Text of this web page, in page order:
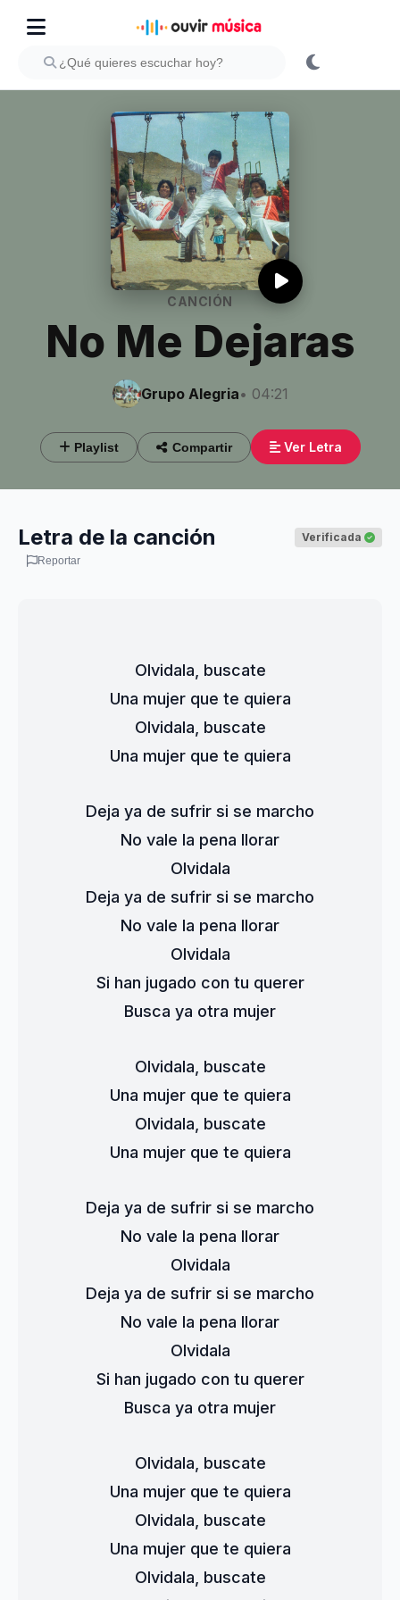
CANCIÓN
No Me Dejaras
Grupo Alegria• 04:21
Playlist Compartir Ver Letra
Letra de la canción Verificada
Reportar
Olvidala, buscate
Una mujer que te quiera
Olvidala, buscate
Una mujer que te quiera
Deja ya de sufrir si se marcho
No vale la pena llorar
Olvidala
Deja ya de sufrir si se marcho
No vale la pena llorar
Olvidala
Si han jugado con tu querer
Busca ya otra mujer
Olvidala, buscate
Una mujer que te quiera
Olvidala, buscate
Una mujer que te quiera
Deja ya de sufrir si se marcho
No vale la pena llorar
Olvidala
Deja ya de sufrir si se marcho
No vale la pena llorar
Olvidala
Si han jugado con tu querer
Busca ya otra mujer
Olvidala, buscate
Una mujer que te quiera
Olvidala, buscate
Una mujer que te quiera
Olvidala, buscate